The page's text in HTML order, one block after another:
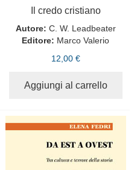
Il credo cristiano
Autore: C. W. Leadbeater
Editore: Marco Valerio
12,00 €
Aggiungi al carrello